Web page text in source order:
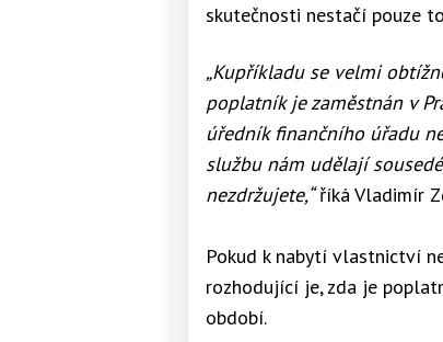
skutečnosti nestačí pouze
„Kupříkladu se velmi
poplatník je zaměstnán v
úředník finančního úřadu
službu nám udělají
nezdržujete,“říká Vladimír
Pokud k nabytí vlastnictví
rozhodující je, zda je
období.